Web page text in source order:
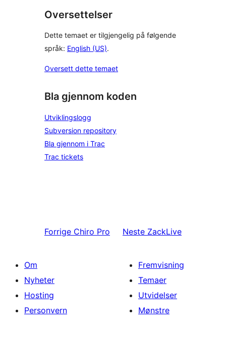
Oversettelser
Dette temaet er tilgjengelig på følgende
språk: English (US).
Oversett dette temaet
Bla gjennom koden
Utviklingslogg
Subversion repository
Bla gjennom i Trac
Trac tickets
Forrige Chiro Pro Neste ZackLive
Om
Nyheter
Hosting
Personvern
Fremvisning
Temaer
Utvidelser
Mønstre